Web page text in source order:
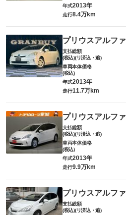
年式2013年
走行8.4万km
プリウスアルファ
支払総額
(税込)(リ済込・追)
車両本体価格
(税込)
年式2013年
走行11.7万km
プリウスアルファ
支払総額
(税込)(リ済込・追)
車両本体価格
(税込)
年式2013年
走行9.9万km
プリウスアルファ
支払総額
(税込)(リ済込・追)